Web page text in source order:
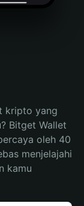
kripto yang
Bitget Wallet
oleh 40
menjelajahi
kamu